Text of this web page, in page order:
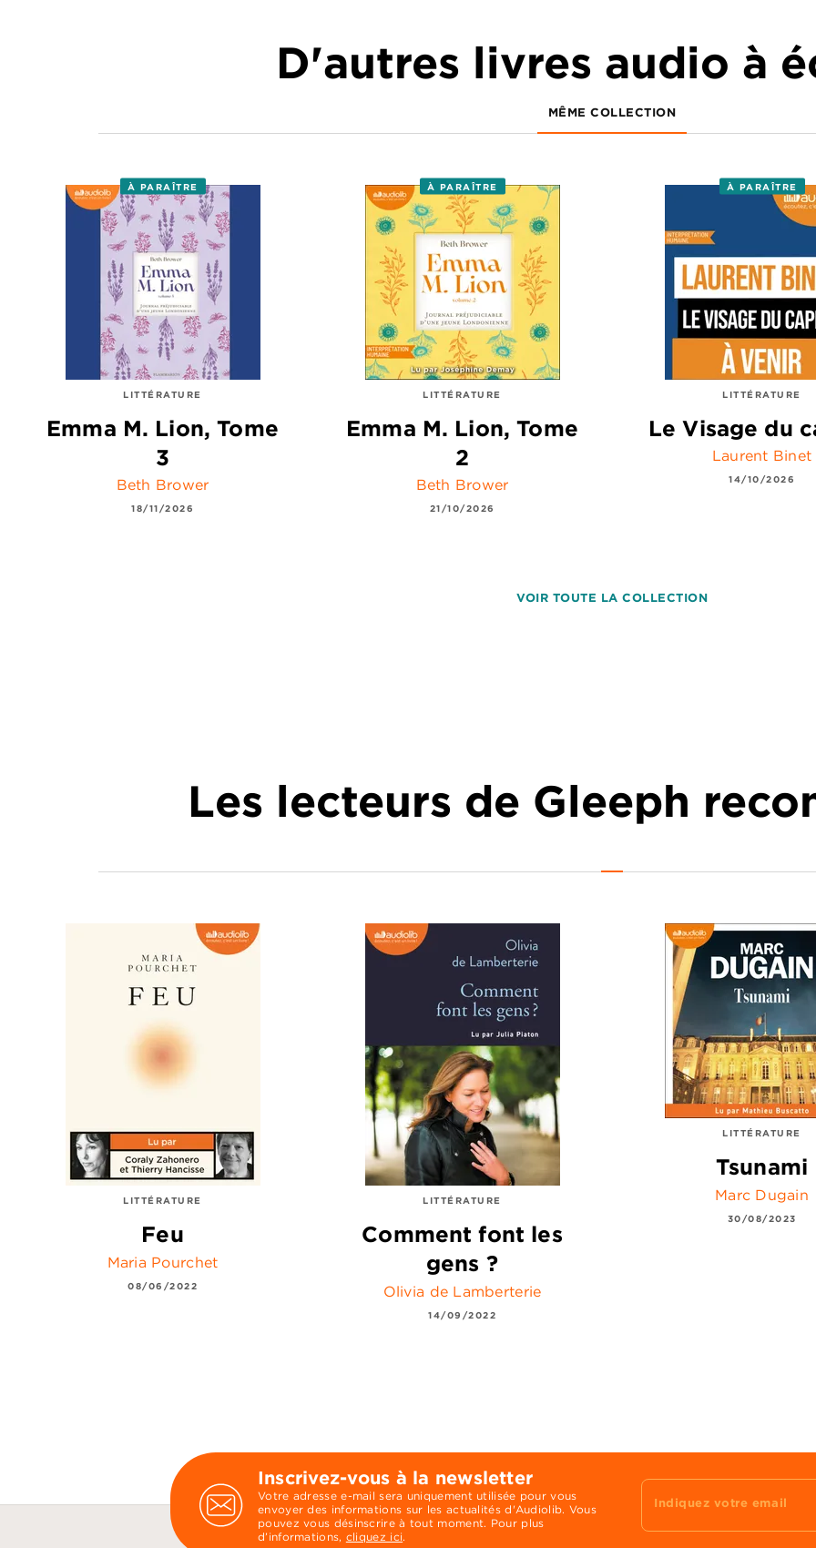
D'autres livres audio à
MÊME COLLECTION
À PARAÎTRE
LITTÉRATURE
Emma M. Lion, Tome
3
Beth Brower
18/11/2026
À PARAÎTRE
LITTÉRATURE
Emma M. Lion, Tome
2
Beth Brower
21/10/2026
À PARAÎTRE
LITTÉRATURE
Le Visage du
Laurent Binet
14/10/2026
VOIR TOUTE LA COLLECTION
Les lecteurs de Gleeph
LITTÉRATURE
Feu
Maria Pourchet
08/06/2022
LITTÉRATURE
Comment font les
gens ?
Olivia de Lamberterie
14/09/2022
LITTÉRATURE
Tsunami
Marc Dugain
30/08/2023
Inscrivez-vous à la newsletter
Votre adresse e-mail sera uniquement utilisée pour vous
envoyer des informations sur les actualités d'Audiolib. Vous
pouvez vous désinscrire à tout moment. Pour plus
d’informations, cliquez ici.
Indiquez votre email